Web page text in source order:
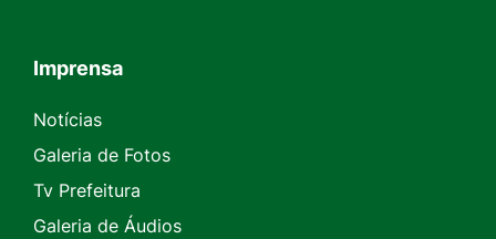
Seção do Rodapé e Contato
Imprensa
Notícias
Galeria de Fotos
Tv Prefeitura
Galeria de Áudios